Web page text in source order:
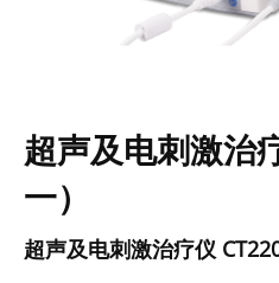
超声及电刺激治
一）
超声及电刺激治疗仪